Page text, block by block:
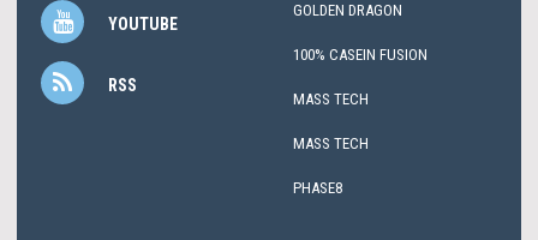
YOUTUBE
RSS
GOLDEN DRAGON
100% CASEIN FUSION
MASS TECH
MASS TECH
PHASE8